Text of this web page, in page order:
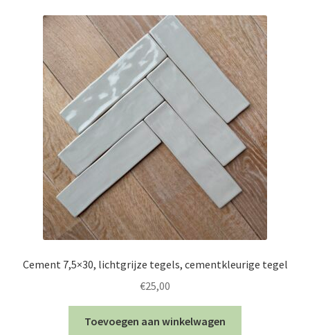
Cement 7,5×30, lichtgrijze tegels, cementkleurige tegel
€25,00
Toevoegen aan winkelwagen